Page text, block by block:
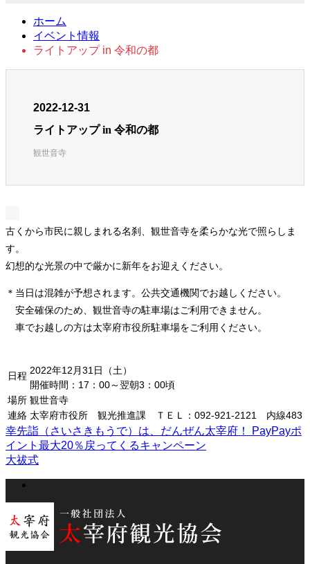
ホーム
イベント情報
ライトアップ in 令和の都
2022-12-31
ライトアップ in 令和の都
観世音寺
古くから市民に親しまれる名刹、観世音寺を柔らかな光で照らしま
す。
幻想的な光景の中で厳かに新年をお迎えください。
＊当日は混雑が予想されます。公共交通機関でお越しください。
安全確保のため、観世音寺の駐車場はご利用できません。
車でお越しの方は太宰府市役所駐車場をご利用ください。
日程 2022年12月31日（土）
開催時間：17：00～翌朝3：00頃
場所 観世音寺
連絡 太宰府市役所 観光推進課 ＴＥＬ：092-921-2121 内線483
幸先詣（さいさきもうで）は、だんぜん太宰府！ PayPayポ
イント最大20％戻ってくるキャンペーン
大祓式